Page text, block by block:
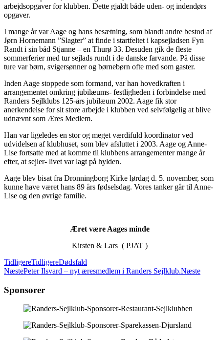
arbejdsopgaver for klubben. Dette gjaldt både uden- og indendørs
opgaver.
I mange år var Aage og hans besætning, som blandt andre bestod af
Jørn Hornemann ”Slagter” at finde i startfeltet i kapsejladsen Fyn
Randt i sin båd Stjanne – en Thurø 33. Desuden gik de fleste
sommerferier med tur sejlads rundt i de danske farvande. På disse
ture var børn, svigersønner og børnebørn ofte med som gaster.
Inden Aage stoppede som formand, var han hovedkraften i
arrangementet omkring jubilæums- festligheden i forbindelse med
Randers Sejlklubs 125-års jubilæum 2002. Aage fik stor
anerkendelse for sit store arbejde i klubben ved selvfølgelig at blive
udnævnt som Æres Medlem.
Han var ligeledes en stor og meget værdifuld koordinator ved
udvidelsen af klubhuset, som blev afsluttet i 2003. Aage og Anne-
Lise fortsatte med at komme til klubbens arrangementer mange år
efter, at sejler- livet var lagt på hylden.
Aage blev bisat fra Dronningborg Kirke lørdag d. 5. november, som
kunne have været hans 89 års fødselsdag. Vores tanker går til Anne-
Lise og den øvrige familie.
Æret være Aages minde
Kirsten & Lars ( PJAT )
TidligereTidligereDødsfald
NæstePeter Ilsvard – nyt æresmedlem i Randers Sejlklub.Næste
Sponsorer